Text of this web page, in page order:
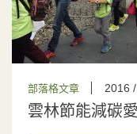
部落格文章 2016
雲林節能減碳